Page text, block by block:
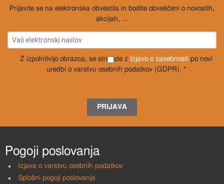
Prijavite se na elektronska obvestila in bodite obveščeni o novostih,
akcijah, ...
Z izpolnitvijo obrazca, se strinjate z Izjavo o zasebnosti po novi
uredbi o varstvu osebnih podatkov (GDPR). *
PRIJAVA
Pogoji poslovanja
Izjava o varstvu osebnih podatkov
Splošni pogoji poslovanja